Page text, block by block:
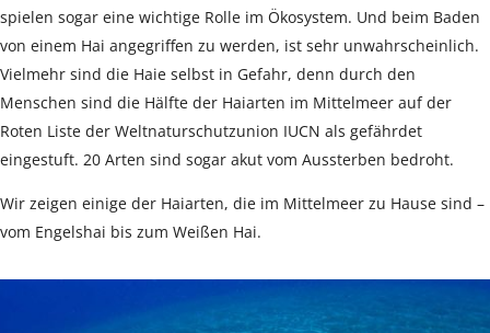
spielen sogar eine wichtige Rolle im Ökosystem. Und beim Baden
von einem Hai angegriffen zu werden, ist sehr unwahrscheinlich.
Vielmehr sind die Haie selbst in Gefahr, denn durch den
Menschen sind die Hälfte der Haiarten im Mittelmeer auf der
Roten Liste der Weltnaturschutzunion IUCN als gefährdet
eingestuft. 20 Arten sind sogar akut vom Aussterben bedroht.
Wir zeigen einige der Haiarten, die im Mittelmeer zu Hause sind –
vom Engelshai bis zum Weißen Hai.